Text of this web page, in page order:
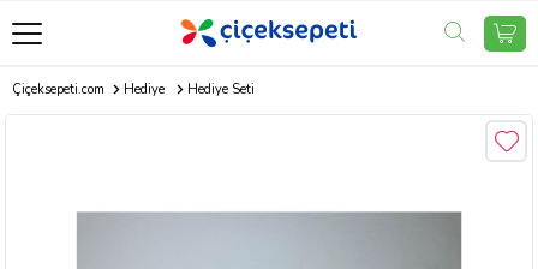
Çiçeksepeti.com Hediye Hediye Seti